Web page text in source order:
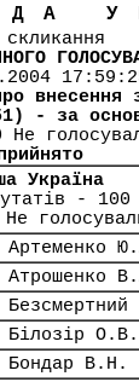
- за
Україна
- 100
Артеменко
Атрошенко
Білозір О.В.
Бондар В.Н.